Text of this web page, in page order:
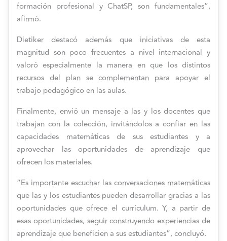
formación profesional y ChatSP, son fundamentales”,
afirmó.
Dietiker destacó además que iniciativas de esta
magnitud son poco frecuentes a nivel internacional y
valoró especialmente la manera en que los distintos
recursos del plan se complementan para apoyar el
trabajo pedagógico en las aulas.
Finalmente, envió un mensaje a las y los docentes que
trabajan con la colección, invitándolos a confiar en las
capacidades matemáticas de sus estudiantes y a
aprovechar las oportunidades de aprendizaje que
ofrecen los materiales.
“Es importante escuchar las conversaciones matemáticas
que las y los estudiantes pueden desarrollar gracias a las
oportunidades que ofrece el currículum. Y, a partir de
esas oportunidades, seguir construyendo experiencias de
aprendizaje que beneficien a sus estudiantes”, concluyó.